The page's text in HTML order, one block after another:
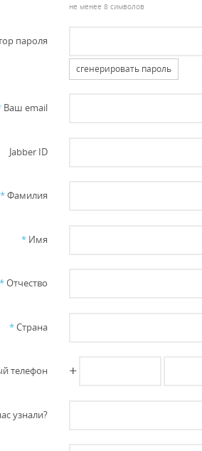
не менее 8 символов
пароля
сгенерировать пароль
Ваш email
Jabber ID
*Фамилия
* Имя
*Отчество
*Страна
телефон +
узнали?